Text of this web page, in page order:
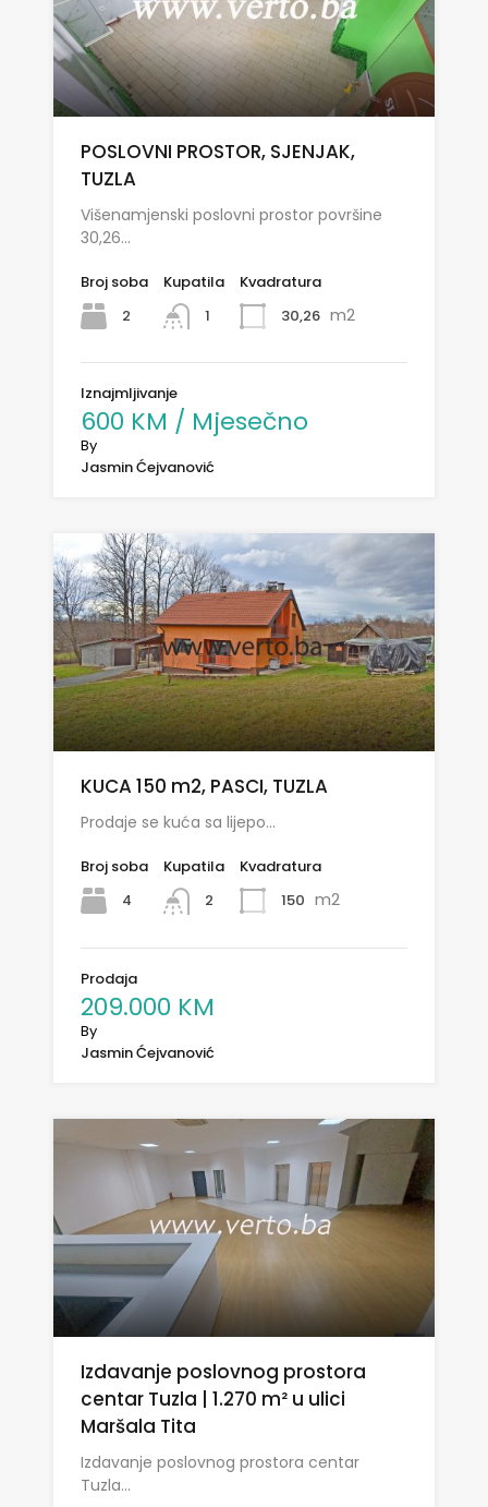
POSLOVNI PROSTOR, SJENJAK,
TUZLA
Višenamjenski poslovni prostor površine
30,26…
Broj soba
2
Kupatila
1
Kvadratura
30,26 m2
Iznajmljivanje
600 KM / Mjesečno
By
Jasmin Ćejvanović
KUCA 150 m2, PASCI, TUZLA
Prodaje se kuća sa lijepo…
Broj soba
4
Kupatila
2
Kvadratura
150 m2
Prodaja
209.000 KM
By
Jasmin Ćejvanović
Izdavanje poslovnog prostora
centar Tuzla | 1.270 m² u ulici
Maršala Tita
Izdavanje poslovnog prostora centar
Tuzla…